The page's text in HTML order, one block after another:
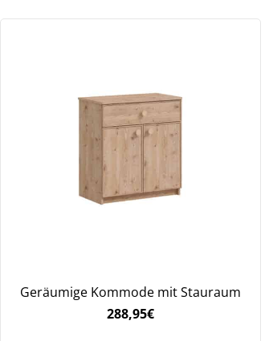
Geräumige Kommode mit Stauraum
288,95€